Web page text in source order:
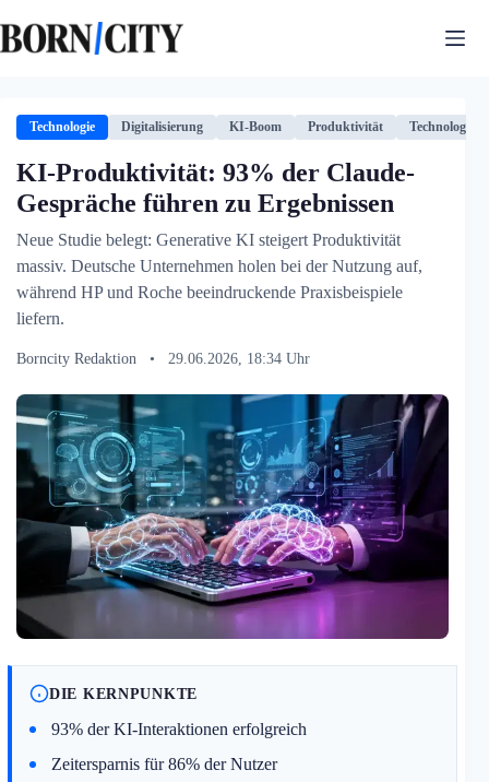
Inhalt
springen
Technologie Digitalisierung KI-Boom Produktivität Technologie
KI-Produktivität: 93% der Claude-
Gespräche führen zu Ergebnissen
Neue Studie belegt: Generative KI steigert Produktivität
massiv. Deutsche Unternehmen holen bei der Nutzung auf,
während HP und Roche beeindruckende Praxisbeispiele
liefern.
Borncity Redaktion • 29.06.2026, 18:34 Uhr
DIE KERNPUNKTE
93% der KI-Interaktionen erfolgreich
Zeitersparnis für 86% der Nutzer